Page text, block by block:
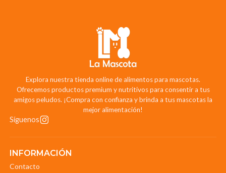
Explora nuestra tienda online de alimentos para mascotas.
Ofrecemos productos premium y nutritivos para consentir a tus
amigos peludos. ¡Compra con confianza y brinda a tus mascotas la
mejor alimentación!
Síguenos
INFORMACIÓN
Contacto